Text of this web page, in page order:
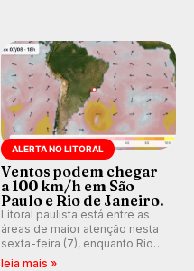
ALERTA NO LITORAL
Ventos podem chegar
a 100 km/h em São
Paulo e Rio de Janeiro.
Litoral paulista está entre as
áreas de maior atenção nesta
sexta-feira (7), enquanto Rio
de Janeiro também recebe
leia mais »